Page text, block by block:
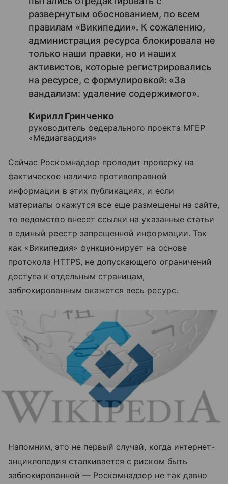
развернутым обоснованием, по всем
правилам «Википедии». К сожалению,
администрация ресурса блокировала не
только наши правки, но и наших
активистов, которые регистрировались
на ресурсе, с формулировкой: «За
вандализм: удаление содержимого».
Кирилл Гринченко
руководитель федерального проекта МГЕР
«Медиагвардия»
Сейчас Роскомнадзор проводит проверку на
фактическое наличие противоправной
информации в этих публикациях, и если
материалы окажутся все еще размещены на сайте,
то ведомство внесет ссылки на указанные статьи
в единый реестр запрещенной информации. Так
как «Википедия» функционирует на основе
протокола HTTPS, не допускающего ограничений
доступа к отдельным страницам,
заблокированным окажется весь ресурс.
Напомним, это не первый случай, когда интернет-
энциклопедия сталкивается с риском быть
заблокированной — Роскомнадзор не так давно